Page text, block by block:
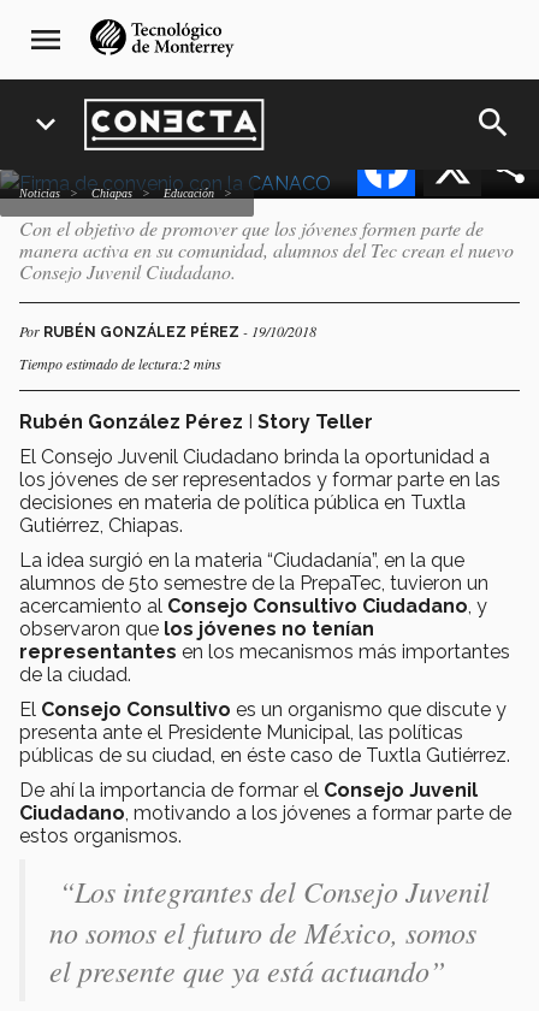
navegación
principal
menu
expand_more search
Noticias Chiapas Educación
Alumnos del Tec crean el
Consejo Juvenil Ciudadano
Facebook
Con el objetivo de promover que los jóvenes formen parte de
manera activa en su comunidad, alumnos del Tec crean el nuevo
Consejo Juvenil Ciudadano.
Por RUBÉN GONZÁLEZ PÉREZ - 19/10/2018
Tiempo estimado de lectura:2 mins
Rubén González Pérez I Story Teller
El Consejo Juvenil Ciudadano brinda la oportunidad a
los jóvenes de ser representados y formar parte en las
decisiones en materia de política pública en Tuxtla
Gutiérrez, Chiapas.
La idea surgió en la materia “Ciudadanía”, en la que
alumnos de 5to semestre de la PrepaTec, tuvieron un
acercamiento al Consejo Consultivo Ciudadano , y
observaron que los jóvenes no tenían
representantes en los mecanismos más importantes
de la ciudad.
El Consejo Consultivo es un organismo que discute y
presenta ante el Presidente Municipal, las políticas
públicas de su ciudad, en éste caso de Tuxtla Gutiérrez.
De ahí la importancia de formar el Consejo Juvenil
Ciudadano , motivando a los jóvenes a formar parte de
estos organismos.
“Los integrantes del Consejo Juvenil
no somos el futuro de México, somos
el presente que ya está actuando”